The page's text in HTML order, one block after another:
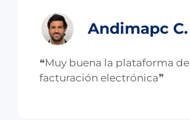
Andimapc C.
❝Muy buena la plataforma de
facturación electrónica❞